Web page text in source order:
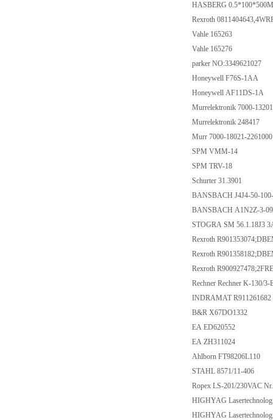
HASBERG
Rexroth
Vahle 165263
Vahle 165276
parker NO:3349621027
Honeywell F76S-1AA
Honeywell AF11DS-1A
Murrelektronik 7000-
Murrelektronik 248417
Murr 7000-18021-
SPM VMM-14
SPM TRV-18
Schurter 31.3901
BANSBACH J4J4-50-
BANSBACH A1N2Z-3-
STOGRA SM 56.1.18J3
Rexroth
Rexroth
Rexroth
Rechner Rechner K-130/
INDRAMAT
B&R X67DO1332
EA ED620552
EA ZH311024
Ahlborn FT98206L110
STAHL 8571/11-406
Ropex LS-201/230VAC
HIGHYAG
HIGHYAG